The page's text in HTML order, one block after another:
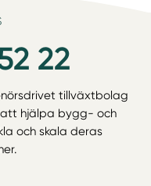
22
tillväxtbolag
hjälpa bygg- och
och skala deras